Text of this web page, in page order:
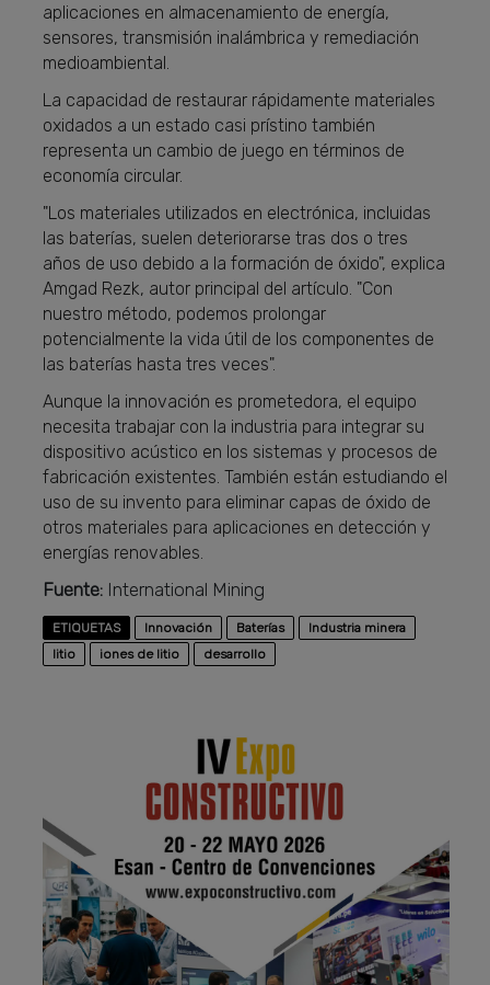
aplicaciones en almacenamiento de energía,
sensores, transmisión inalámbrica y remediación
medioambiental.
La capacidad de restaurar rápidamente materiales
oxidados a un estado casi prístino también
representa un cambio de juego en términos de
economía circular.
"Los materiales utilizados en electrónica, incluidas
las baterías, suelen deteriorarse tras dos o tres
años de uso debido a la formación de óxido", explica
Amgad Rezk, autor principal del artículo. "Con
nuestro método, podemos prolongar
potencialmente la vida útil de los componentes de
las baterías hasta tres veces".
Aunque la innovación es prometedora, el equipo
necesita trabajar con la industria para integrar su
dispositivo acústico en los sistemas y procesos de
fabricación existentes. También están estudiando el
uso de su invento para eliminar capas de óxido de
otros materiales para aplicaciones en detección y
energías renovables.
Fuente: International Mining
ETIQUETAS Innovación Baterías
Industria minera
litio
iones de litio desarrollo